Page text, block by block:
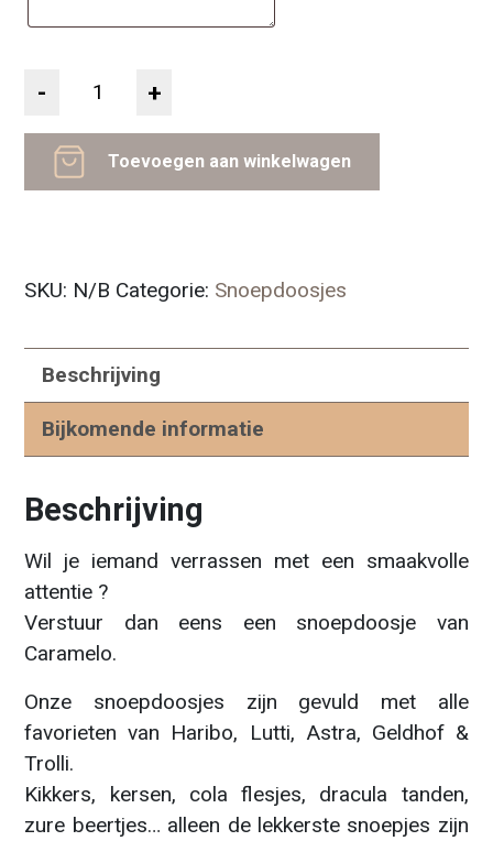
Toevoegen aan winkelwagen
SKU: N/B Categorie: Snoepdoosjes
Beschrijving
Bijkomende informatie
Beschrijving
Wil je iemand verrassen met een smaakvolle
attentie ?
Verstuur dan eens een snoepdoosje van
Caramelo.
Onze snoepdoosjes zijn gevuld met alle
favorieten van Haribo, Lutti, Astra, Geldhof &
Trolli.
Kikkers, kersen, cola flesjes, dracula tanden,
zure beertjes… alleen de lekkerste snoepjes zijn